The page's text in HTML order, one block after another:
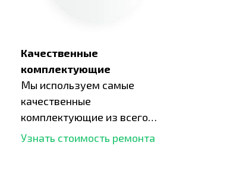
Качественные
комплектующие
Мы используем самые
качественные
комплектующие из всего
рынка и используем самое
Узнать стоимость ремонта